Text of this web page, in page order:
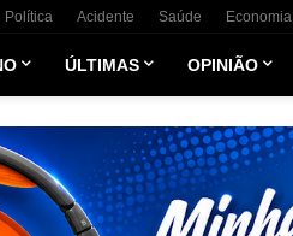
Política Acidente Saúde Economia
ÚLTIMAS OPINIÃO